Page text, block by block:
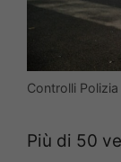
Controlli
Più di 50